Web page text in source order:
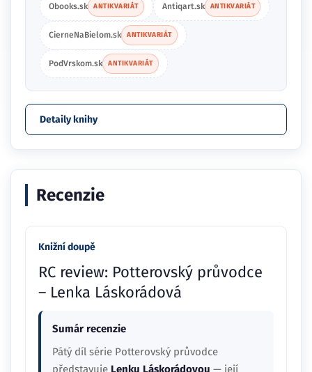
Obooks.sk ANTIKVARIÁT Antiqart.sk ANTIKVARIÁT
CierneNaBielom.sk ANTIKVARIÁT
PodVrskom.sk ANTIKVARIÁT
Detaily knihy
Recenzie
Knižní doupě
RC review: Potterovský průvodce
– Lenka Láskorádová
Sumár recenzie
Pátý díl série Potterovský průvodce
představuje Lenku Láskorádovou — její